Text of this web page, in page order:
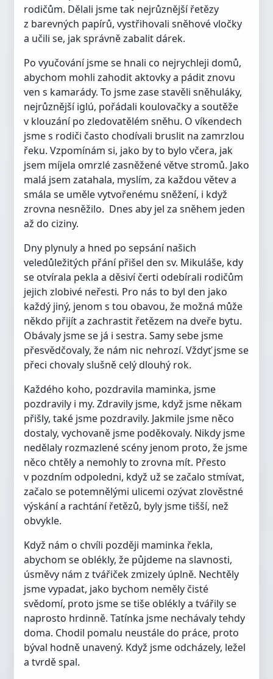
rodičům. Dělali jsme tak nejrůznější řetězy
z barevných papírů, vystřihovali sněhové vločky
a učili se, jak správně zabalit dárek.
Po vyučování jsme se hnali co nejrychleji domů,
abychom mohli zahodit aktovky a pádit znovu
ven s kamarády. To jsme zase stavěli sněhuláky,
nejrůznější iglú, pořádali koulovačky a soutěže
v klouzání po zledovatělém sněhu. O víkendech
jsme s rodiči často chodívali bruslit na zamrzlou
řeku. Vzpomínám si, jako by to bylo včera, jak
jsem míjela omrzlé zasněžené větve stromů. Jako
malá jsem zatahala, myslím, za každou větev a
smála se uměle vytvořenému sněžení, i když
zrovna nesněžilo. Dnes aby jel za sněhem jeden
až do ciziny.
Dny plynuly a hned po sepsání našich
veledůležitých přání přišel den sv. Mikuláše, kdy
se otvírala pekla a děsiví čerti odebírali rodičům
jejich zlobivé neřesti. Pro nás to byl den jako
každý jiný, jenom s tou obavou, že možná může
někdo přijít a zachrastit řetězem na dveře bytu.
Obávaly jsme se já i sestra. Samy sebe jsme
přesvědčovaly, že nám nic nehrozí. Vždyť jsme se
přeci chovaly slušně celý dlouhý rok.
Každého koho, pozdravila maminka, jsme
pozdravily i my. Zdravily jsme, když jsme někam
přišly, také jsme pozdravily. Jakmile jsme něco
dostaly, vychovaně jsme poděkovaly. Nikdy jsme
nedělaly rozmazlené scény jenom proto, že jsme
něco chtěly a nemohly to zrovna mít. Přesto
v pozdním odpoledni, když už se začalo stmívat,
začalo se potemnělými ulicemi ozývat zlověstné
výskání a rachtání řetězů, byly jsme tišší, než
obvykle.
Když nám o chvíli později maminka řekla,
abychom se oblékly, že půjdeme na slavnosti,
úsměvy nám z tvářiček zmizely úplně. Nechtěly
jsme vypadat, jako bychom neměly čisté
svědomí, proto jsme se tiše oblékly a tvářily se
naprosto hrdinně. Tatínka jsme nechávaly tehdy
doma. Chodil pomalu neustále do práce, proto
býval hodně unavený. Když jsme odcházely, ležel
a tvrdě spal.